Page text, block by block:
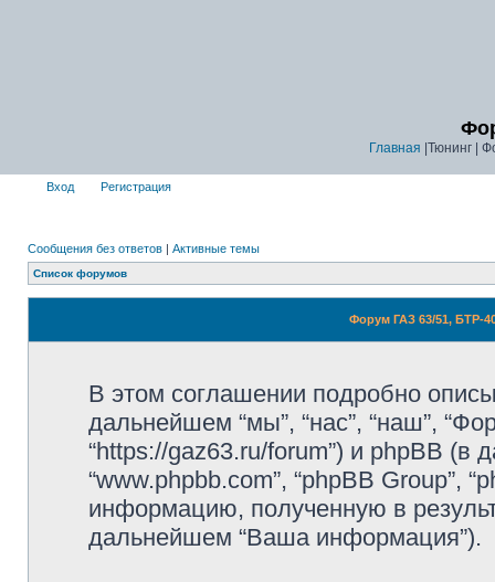
Главная |Тюнинг |
Вход Регистрация
Сообщения без ответов | Активные темы
Список форумов
Форум ГАЗ 63/51, БТР-
В этом соглашении подробно
дальнейшем “мы”, “нас”, “наш”,
“https://gaz63.ru/forum”) и phpBB (в
“www.phpbb.com”, “phpBB Group”,
информацию, полученную в
дальнейшем “Ваша информация”).